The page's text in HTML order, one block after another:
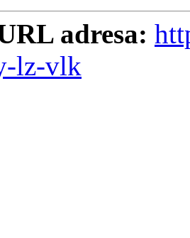
adresa:
lz-vlk